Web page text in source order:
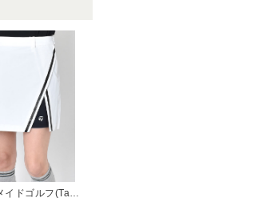
テーラーメイドゴルフ(TaylorMade Golf)